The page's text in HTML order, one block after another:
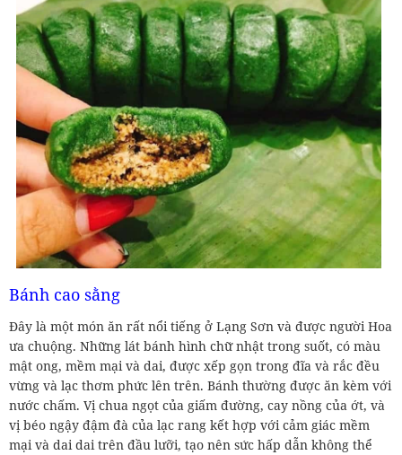
Bánh cao sằng
Đây là một món ăn rất nổi tiếng ở Lạng Sơn và được người Hoa
ưa chuộng. Những lát bánh hình chữ nhật trong suốt, có màu
mật ong, mềm mại và dai, được xếp gọn trong đĩa và rắc đều
vừng và lạc thơm phức lên trên. Bánh thường được ăn kèm với
nước chấm. Vị chua ngọt của giấm đường, cay nồng của ớt, và
vị béo ngậy đậm đà của lạc rang kết hợp với cảm giác mềm
mại và dai dai trên đầu lưỡi, tạo nên sức hấp dẫn không thể